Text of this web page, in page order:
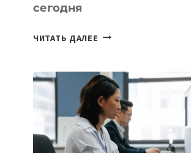
сегодня
ЧИТАТЬ ДАЛЕЕ ИИ-
БИЗНЕСА:
КАКИЕ
3
ЗАДАЧИ
ЕМУ